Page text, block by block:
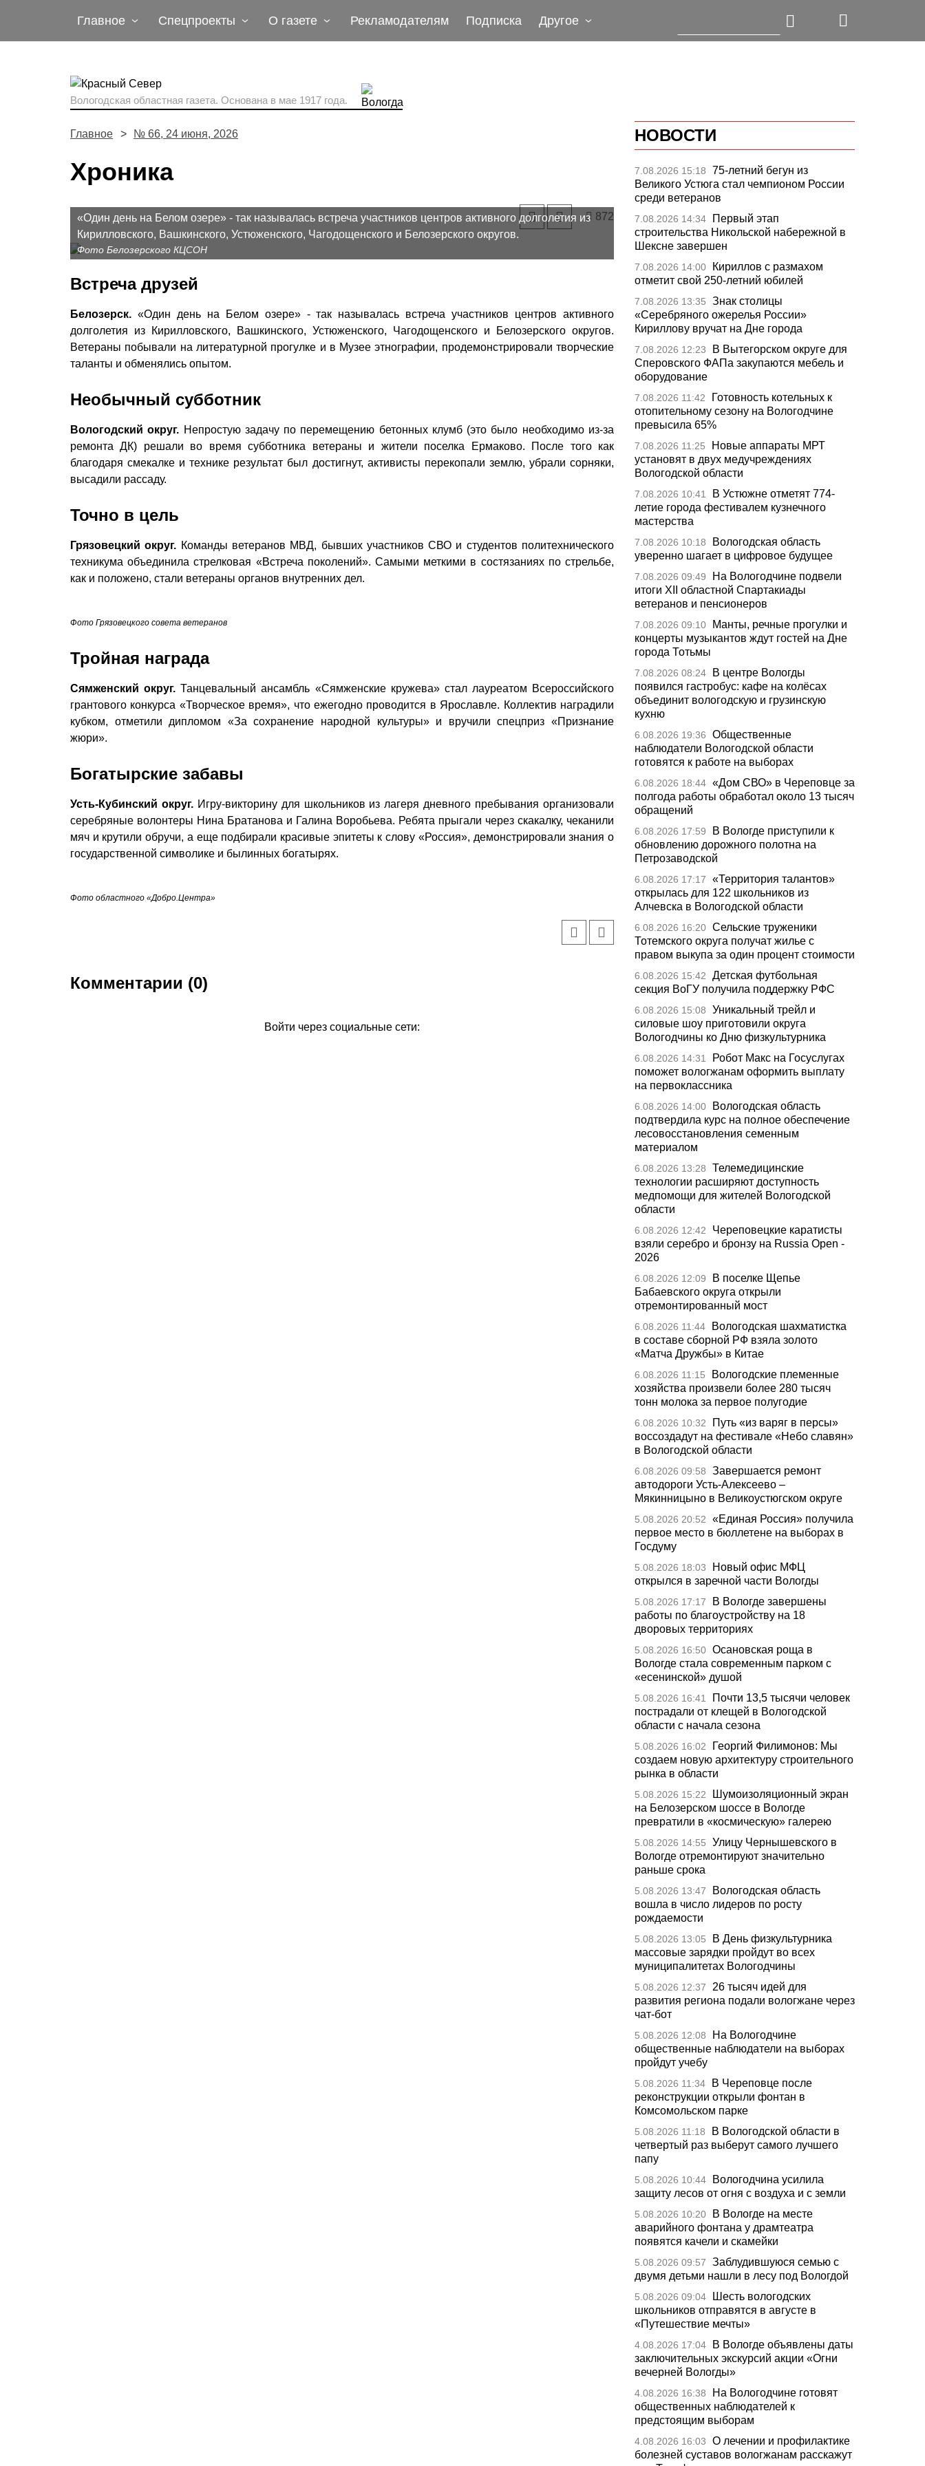
Главное Спецпроекты О газете Рекламодателям Подписка Другое
Вологодская областная газета. Основана в мае 1917 года.
Главное № 66, 24 июня, 2026
Хроника
872
«Один день на Белом озере» - так называлась встреча участников центров активного долголетия из
Кирилловского, Вашкинского, Устюженского, Чагодощенского и Белозерского округов.
Фото Белозерского КЦСОН
Встреча друзей
Белозерск. «Один день на Белом озере» - так называлась встреча участников центров активного
долголетия из Кирилловского, Вашкинского, Устюженского, Чагодощенского и Белозерского округов.
Ветераны побывали на литературной прогулке и в Музее этнографии, продемонстрировали творческие
таланты и обменялись опытом.
Необычный субботник
Вологодский округ. Непростую задачу по перемещению бетонных клумб (это было необходимо из-за
ремонта ДК) решали во время субботника ветераны и жители поселка Ермаково. После того как
благодаря смекалке и технике результат был достигнут, активисты перекопали землю, убрали сорняки,
высадили рассаду.
Точно в цель
Грязовецкий округ. Команды ветеранов МВД, бывших участников СВО и студентов политехнического
техникума объ­единила стрелковая «Встреча поколений». Самыми меткими в состязаниях по стрельбе,
как и положено, стали ветераны органов внутренних дел.
Фото Грязовецкого совета ветеранов
Тройная награда
Сямженский округ. Танцевальный ансамбль «Сямженские кружева» стал лауреатом Всероссийского
грантового конкурса «Творческое время», что ежегодно проводится в Ярославле. Коллектив наградили
кубком, отметили дипломом «За сохранение народной культуры» и вручили спецприз «Признание
жюри».
Богатырские забавы
Усть-Кубинский округ.Игру-викторину для школьников из лагеря дневного пребывания организовали
серебряные волонтеры Нина Братанова и Галина Воробьева. Ребята прыгали через скакалку, чеканили
мяч и крутили обручи, а еще подбирали красивые эпитеты к слову «Россия», демонстрировали знания о
государственной символике и былинных богатырях.
Фото областного «Добро.Центра»
Комментарии (0)
Войти через социальные сети:
НОВОСТИ
7.08.2026 15:18
75-летний бегун из
Великого Устюга стал чемпионом России
среди ветеранов
7.08.2026 14:34
Первый этап
строительства Никольской набережной в
Шексне завершен
7.08.2026 14:00
Кириллов с размахом
отметит свой 250-летний юбилей
7.08.2026 13:35
Знак столицы
«Серебряного ожерелья России»
Кириллову вручат на Дне города
7.08.2026 12:23
В Вытегорском округе для
Сперовского ФАПа закупаются мебель и
оборудование
7.08.2026 11:42
Готовность котельных к
отопительному сезону на Вологодчине
превысила 65%
7.08.2026 11:25
Новые аппараты МРТ
установят в двух медучреждениях
Вологодской области
7.08.2026 10:41
В Устюжне отметят 774-
летие города фестивалем кузнечного
мастерства
7.08.2026 10:18
Вологодская область
уверенно шагает в цифровое будущее
7.08.2026 09:49
На Вологодчине подвели
итоги XII областной Спартакиады
ветеранов и пенсионеров
7.08.2026 09:10
Манты, речные прогулки и
концерты музыкантов ждут гостей на Дне
города Тотьмы
7.08.2026 08:24
В центре Вологды
появился гастробус: кафе на колёсах
объединит вологодскую и грузинскую
кухню
6.08.2026 19:36
Общественные
наблюдатели Вологодской области
готовятся к работе на выборах
6.08.2026 18:44 «Дом СВО» в Череповце за
полгода работы обработал около 13 тысяч
обращений
6.08.2026 17:59
В Вологде приступили к
обновлению дорожного полотна на
Петрозаводской
6.08.2026 17:17
«Территория талантов»
открылась для 122 школьников из
Алчевска в Вологодской области
6.08.2026 16:20 Сельские труженики
Тотемского округа получат жилье с
правом выкупа за один процент стоимости
6.08.2026 15:42
Детская футбольная
секция ВоГУ получила поддержку РФС
6.08.2026 15:08
Уникальный трейл и
силовые шоу приготовили округа
Вологодчины ко Дню физкультурника
6.08.2026 14:31
Робот Макс на Госуслугах
поможет вологжанам оформить выплату
на первоклассника
6.08.2026 14:00
Вологодская область
подтвердила курс на полное обеспечение
лесовосстановления семенным
материалом
6.08.2026 13:28
Телемедицинские
технологии расширяют доступность
медпомощи для жителей Вологодской
области
6.08.2026 12:42
Череповецкие каратисты
взяли серебро и бронзу на Russia Open -
2026
6.08.2026 12:09
В поселке Щепье
Бабаевского округа открыли
отремонтированный мост
6.08.2026 11:44
Вологодская шахматистка
в составе сборной РФ взяла золото
«Матча Дружбы» в Китае
6.08.2026 11:15
Вологодские племенные
хозяйства произвели более 280 тысяч
тонн молока за первое полугодие
6.08.2026 10:32
Путь «из варяг в персы»
воссоздадут на фестивале «Небо славян»
в Вологодской области
6.08.2026 09:58
Завершается ремонт
автодороги Усть-Алексеево –
Мякинницыно в Великоустюгском округе
5.08.2026 20:52
«Единая Россия» получила
первое место в бюллетене на выборах в
Госдуму
5.08.2026 18:03
Новый офис МФЦ
открылся в заречной части Вологды
5.08.2026 17:17
В Вологде завершены
работы по благоустройству на 18
дворовых территориях
5.08.2026 16:50 Осановская роща в
Вологде стала современным парком с
«есенинской» душой
5.08.2026 16:41
Почти 13,5 тысячи человек
пострадали от клещей в Вологодской
области с начала сезона
5.08.2026 16:02
Георгий Филимонов: Мы
создаем новую архитектуру строительного
рынка в области
5.08.2026 15:22
Шумоизоляционный экран
на Белозерском шоссе в Вологде
превратили в «космическую» галерею
5.08.2026 14:55
Улицу Чернышевского в
Вологде отремонтируют значительно
раньше срока
5.08.2026 13:47
Вологодская область
вошла в число лидеров по росту
рождаемости
5.08.2026 13:05
В День физкультурника
массовые зарядки пройдут во всех
муниципалитетах Вологодчины
5.08.2026 12:37
26 тысяч идей для
развития региона подали вологжане через
чат-бот
5.08.2026 12:08
На Вологодчине
общественные наблюдатели на выборах
пройдут учебу
5.08.2026 11:34
В Череповце после
реконструкции открыли фонтан в
Комсомольском парке
5.08.2026 11:18
В Вологодской области в
четвертый раз выберут самого лучшего
папу
5.08.2026 10:44
Вологодчина усилила
защиту лесов от огня с воздуха и с земли
5.08.2026 10:20
В Вологде на месте
аварийного фонтана у драмтеатра
появятся качели и скамейки
5.08.2026 09:57
Заблудившуюся семью с
двумя детьми нашли в лесу под Вологдой
5.08.2026 09:04
Шесть вологодских
школьников отправятся в августе в
«Путешествие мечты»
4.08.2026 17:04
В Вологде объявлены даты
заключительных экскурсий акции «Огни
вечерней Вологды»
4.08.2026 16:38
На Вологодчине готовят
общественных наблюдателей к
предстоящим выборам
4.08.2026 16:03
О лечении и профилактике
болезней суставов вологжанам расскажут